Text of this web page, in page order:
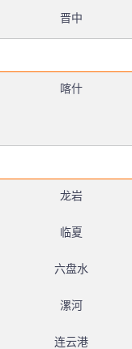
晋中
喀什
龙岩
临夏
六盘水
漯河
连云港